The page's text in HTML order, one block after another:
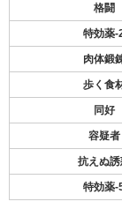
格闘
特効薬-
肉体鍛
歩く食
同好
容疑者
抗えぬ誘
特効薬-